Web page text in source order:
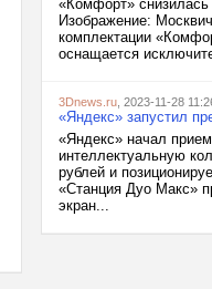
«Комфорт»
Изображение:
комплектации
оснащается
3Dnews.ru , 2023-11-28
«Яндекс» запустил
«Яндекс» начал
интеллектуальную
рублей и
«Станция Дуо Макс»
экран...